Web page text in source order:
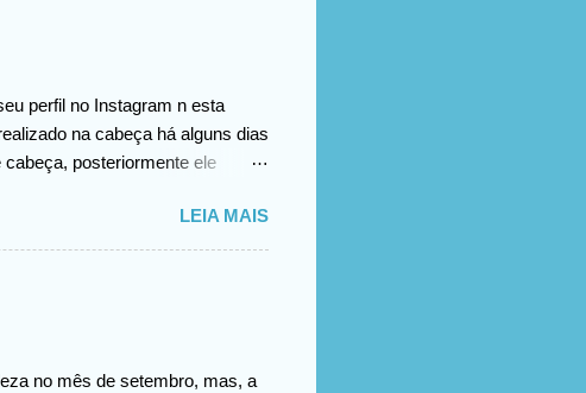
perfil no Instagram n esta
na cabeça há alguns dias
posteriormente ele
LEIA MAIS
no mês de setembro, mas, a